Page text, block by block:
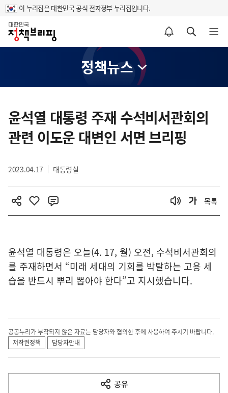
이 누리집은 대한민국 공식 전자정부 누리집입니다.
홈
알림설정 바로가기 검색 바로가기 메뉴 열기
정책뉴스
텐
츠
영
윤석열 대통령 주재 수석비서관회의
관련 이도운 대변인 서면 브리핑
2023.04.17 대통령실
목록
윤석열 대통령은 오늘(4. 17, 월) 오전, 수석비서관회의
를 주재하면서 “미래 세대의 기회를 박탈하는 고용 세
습을 반드시 뿌리 뽑아야 한다”고 지시했습니다.
공공누리가 부착되지 않은 자료는 담당자와 협의한 후에 사용하여 주시기 바랍니다.
저작권정책
담당자안내
공유
열